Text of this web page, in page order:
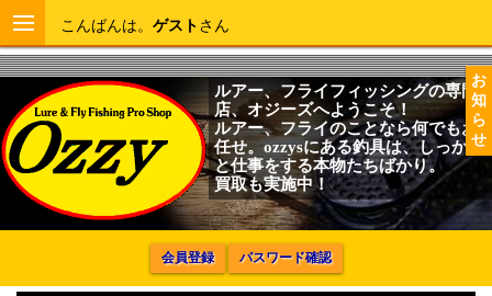
お
知
ら
せ
こんばんは。 ゲスト さん
ルアー、フライフィッシングの専門
店、オジーズへようこそ！
ルアー、フライのことなら何でもお
任せ。ozzysにある釣具は、しっかり
と仕事をする本物たちばかり。
買取も実施中！
会員登録 パスワード確認